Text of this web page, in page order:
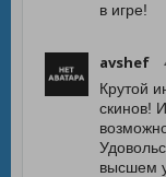
в игре!
avshef
Крутой
скинов!
высшем